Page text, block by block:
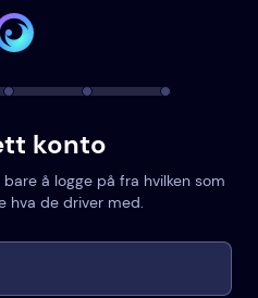
konto
å logge på fra hvilken som
hva de driver med.